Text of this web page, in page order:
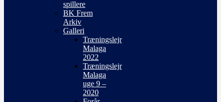
spillere
BK Frem
Arkiv
Galleri
Træningslejr
Malaga
2022
Træningslejr
Malaga
uge 9 –
2020